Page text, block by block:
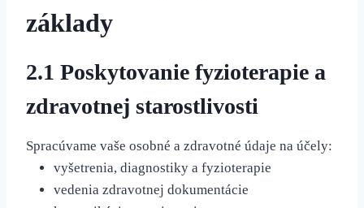
základy
2.1 Poskytovanie fyzioterapie a
zdravotnej starostlivosti
Spracúvame vaše osobné a zdravotné údaje na účely:
vyšetrenia, diagnostiky a fyzioterapie
vedenia zdravotnej dokumentácie